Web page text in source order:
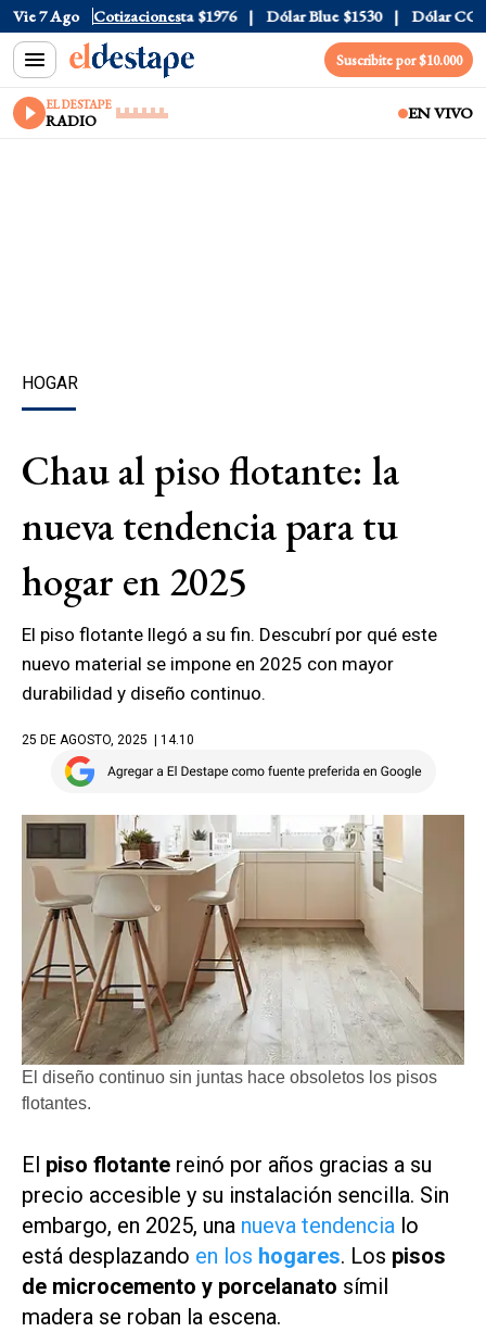
Vie 7 Ago Cotizaciones
$1520 Dólar Tarjeta $1976 Dólar Blue $1530 Dólar CCL
Suscribite por $10.000
EL DESTAPE
RADIO EN VIVO
HOGAR
Chau al piso flotante: la
nueva tendencia para tu
hogar en 2025
El piso flotante llegó a su fin. Descubrí por qué este
nuevo material se impone en 2025 con mayor
durabilidad y diseño continuo.
25 DE AGOSTO, 2025 | 14.10
El diseño continuo sin juntas hace obsoletos los pisos
flotantes.
El piso flotante reinó por años gracias a su
precio accesible y su instalación sencilla. Sin
embargo, en 2025, una nueva tendencia lo
está desplazando en los hogares. Los pisos
de microcemento y porcelanato símil
madera se roban la escena.